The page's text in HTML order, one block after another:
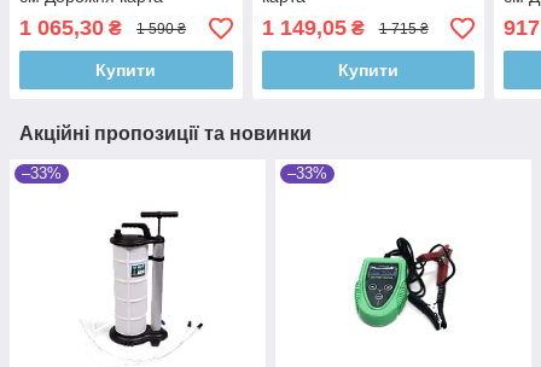
1 065,30 ₴ 1 590 ₴
Купити
1 149,05₴ 1 715 ₴
Купити
Акційні пропозиції та новинки
–33% –33%